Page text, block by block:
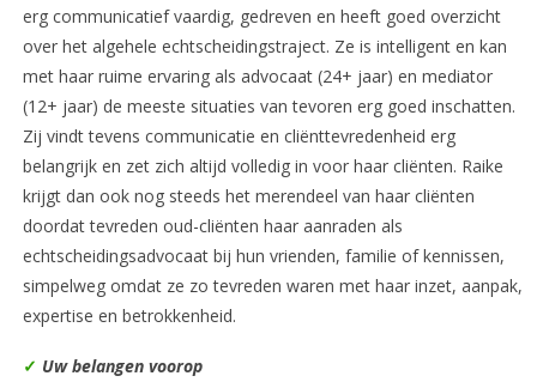
erg communicatief vaardig, gedreven en heeft goed overzicht
over het algehele echtscheidingstraject. Ze is intelligent en kan
met haar ruime ervaring als advocaat (24+ jaar) en mediator
(12+ jaar) de meeste situaties van tevoren erg goed inschatten.
Zij vindt tevens communicatie en cliënttevredenheid erg
belangrijk en zet zich altijd volledig in voor haar cliënten. Raike
krijgt dan ook nog steeds het merendeel van haar cliënten
doordat tevreden oud-cliënten haar aanraden als
echtscheidingsadvocaat bij hun vrienden, familie of kennissen,
simpelweg omdat ze zo tevreden waren met haar inzet, aanpak,
expertise en betrokkenheid.
✓ Uw belangen voorop